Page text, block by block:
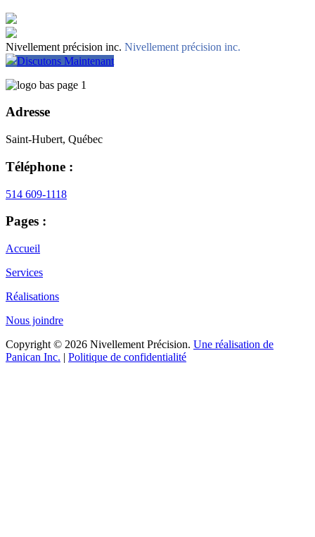
Nivellement précision inc. Nivellement précision inc.
Discutons Maintenant
Adresse
Saint-Hubert, Québec
Téléphone :
514 609-1118
Pages :
Accueil
Services
Réalisations
Nous joindre
Copyright © 2026 Nivellement Précision. Une réalisation de
Panican Inc. | Politique de confidentialité